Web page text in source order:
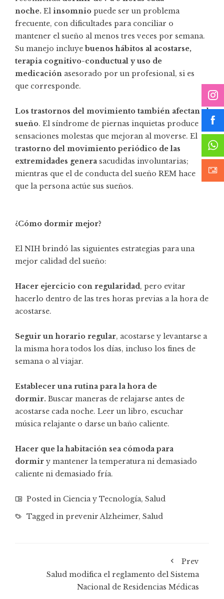
noche. El insomnio puede ser un problema
frecuente, con dificultades para conciliar o
mantener el sueño al menos tres veces por semana.
Su manejo incluye buenos hábitos al acostarse,
terapia cognitivo-conductual y uso de
medicación asesorado por un profesional, si es
que corresponde.
Los trastornos del movimiento también afectan el
sueño. El síndrome de piernas inquietas produce
sensaciones molestas que mejoran al moverse. El
trastorno del movimiento periódico de las
extremidades genera sacudidas involuntarias;
mientras que el de conducta del sueño REM hace
que la persona actúe sus sueños.
¿Cómo dormir mejor?
El NIH brindó las siguientes estrategias para una
mejor calidad del sueño:
Hacer ejercicio con regularidad, pero evitar
hacerlo dentro de las tres horas previas a la hora de
acostarse.
Seguir un horario regular, acostarse y levantarse a
la misma hora todos los días, incluso los fines de
semana o al viajar.
Establecer una rutina para la hora de
dormir. Buscar maneras de relajarse antes de
acostarse cada noche. Leer un libro, escuchar
música relajante o darse un baño caliente.
Hacer que la habitación sea cómoda para
dormir y mantener la temperatura ni demasiado
caliente ni demasiado fría.
Posted in Ciencia y Tecnología, Salud
Tagged in prevenir Alzheimer, Salud
Prev
Salud modifica el reglamento del Sistema
Nacional de Residencias Médicas